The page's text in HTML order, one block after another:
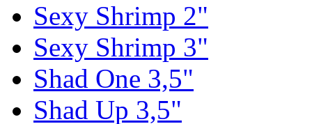
Sexy Shrimp 2"
Sexy Shrimp 3"
Shad One 3,5"
Shad Up 3,5"